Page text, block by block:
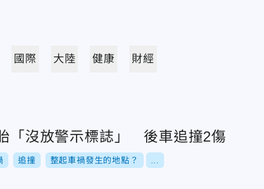
國際 大陸 健康 財經
「沒放警示標誌」 後車追撞2傷
追撞 整起車禍發生的地點？